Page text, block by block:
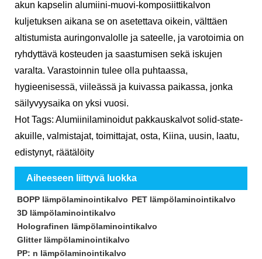
akun kapselin alumiini-muovi-komposiittikalvon
kuljetuksen aikana se on asetettava oikein, välttäen
altistumista auringonvalolle ja sateelle, ja varotoimia on
ryhdyttävä kosteuden ja saastumisen sekä iskujen
varalta. Varastoinnin tulee olla puhtaassa,
hygieenisessä, viileässä ja kuivassa paikassa, jonka
säilyvyysaika on yksi vuosi.
Hot Tags: Alumiinilaminoidut pakkauskalvot solid-state-
akuille, valmistajat, toimittajat, osta, Kiina, uusin, laatu,
edistynyt, räätälöity
Aiheeseen liittyvä luokka
BOPP lämpölaminointikalvo PET lämpölaminointikalvo
3D lämpölaminointikalvo
Holografinen lämpölaminointikalvo
Glitter lämpölaminointikalvo
PP: n lämpölaminointikalvo